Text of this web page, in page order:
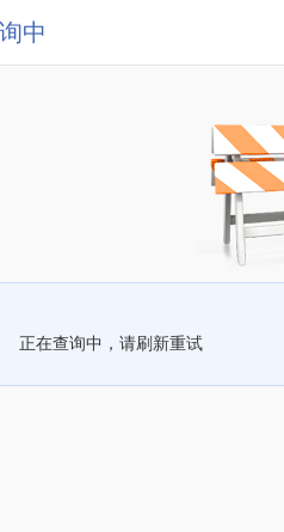
中
正在查询中，请刷新重试